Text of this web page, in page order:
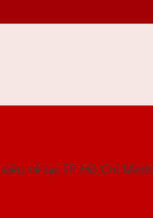
rẻ tại TP Hồ Chí Minh